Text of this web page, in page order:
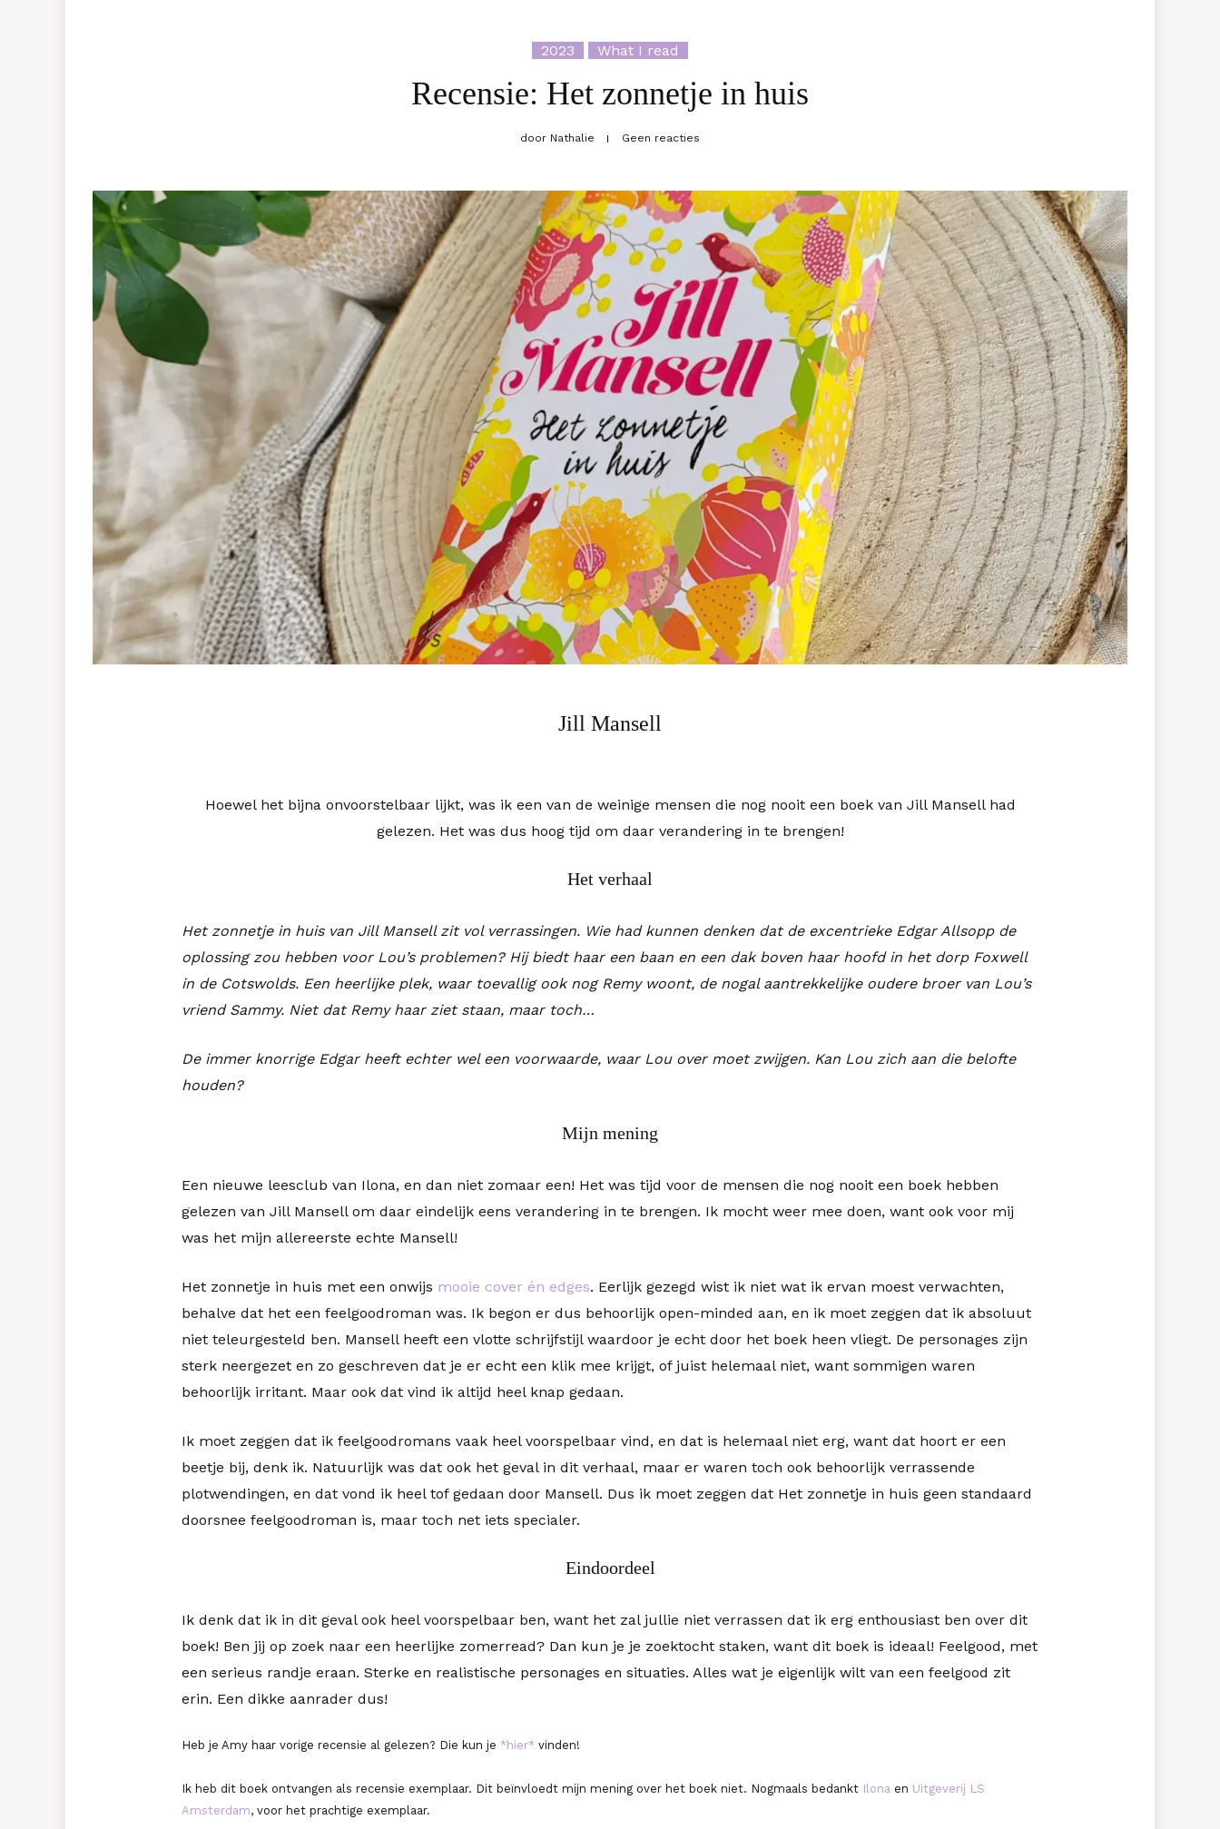
2023 What I read
Recensie: Het zonnetje in huis
door Nathalie Geen reacties
Jill Mansell
Hoewel het bijna onvoorstelbaar lijkt, was ik een van de weinige mensen die nog nooit een boek van Jill Mansell had
gelezen. Het was dus hoog tijd om daar verandering in te brengen!
Het verhaal
Het zonnetje in huis van Jill Mansell zit vol verrassingen. Wie had kunnen denken dat de excentrieke Edgar Allsopp de
oplossing zou hebben voor Lou’s problemen? Hij biedt haar een baan en een dak boven haar hoofd in het dorp Foxwell
in de Cotswolds. Een heerlijke plek, waar toevallig ook nog Remy woont, de nogal aantrekkelijke oudere broer van Lou’s
vriend Sammy. Niet dat Remy haar ziet staan, maar toch…
De immer knorrige Edgar heeft echter wel een voorwaarde, waar Lou over moet zwijgen. Kan Lou zich aan die belofte
houden?
Mijn mening
Een nieuwe leesclub van Ilona, en dan niet zomaar een! Het was tijd voor de mensen die nog nooit een boek hebben
gelezen van Jill Mansell om daar eindelijk eens verandering in te brengen. Ik mocht weer mee doen, want ook voor mij
was het mijn allereerste echte Mansell!
Het zonnetje in huis met een onwijs mooie cover én edges. Eerlijk gezegd wist ik niet wat ik ervan moest verwachten,
behalve dat het een feelgoodroman was. Ik begon er dus behoorlijk open-minded aan, en ik moet zeggen dat ik absoluut
niet teleurgesteld ben. Mansell heeft een vlotte schrijfstijl waardoor je echt door het boek heen vliegt. De personages zijn
sterk neergezet en zo geschreven dat je er echt een klik mee krijgt, of juist helemaal niet, want sommigen waren
behoorlijk irritant. Maar ook dat vind ik altijd heel knap gedaan.
Ik moet zeggen dat ik feelgoodromans vaak heel voorspelbaar vind, en dat is helemaal niet erg, want dat hoort er een
beetje bij, denk ik. Natuurlijk was dat ook het geval in dit verhaal, maar er waren toch ook behoorlijk verrassende
plotwendingen, en dat vond ik heel tof gedaan door Mansell. Dus ik moet zeggen dat Het zonnetje in huis geen standaard
doorsnee feelgoodroman is, maar toch net iets specialer.
Eindoordeel
Ik denk dat ik in dit geval ook heel voorspelbaar ben, want het zal jullie niet verrassen dat ik erg enthousiast ben over dit
boek! Ben jij op zoek naar een heerlijke zomerread? Dan kun je je zoektocht staken, want dit boek is ideaal! Feelgood, met
een serieus randje eraan. Sterke en realistische personages en situaties. Alles wat je eigenlijk wilt van een feelgood zit
erin. Een dikke aanrader dus!
Heb je Amy haar vorige recensie al gelezen? Die kun je *hier*vinden!
Ik heb dit boek ontvangen als recensie exemplaar. Dit beïnvloedt mijn mening over het boek niet. Nogmaals bedankt Ilona en Uitgeverij LS
Amsterdam, voor het prachtige exemplaar.